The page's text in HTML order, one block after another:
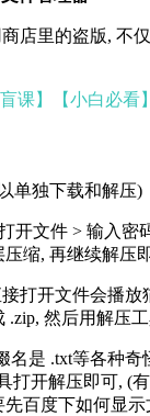
店里的盗版, 不
盲课】【小白必看
单独下载和解压)
开文件 > 输入密
缩, 再继续解压
打开文件会播
.zip, 然后用解压
名是 .txt等各种奇
打开解压即可, (
百度下如何显示